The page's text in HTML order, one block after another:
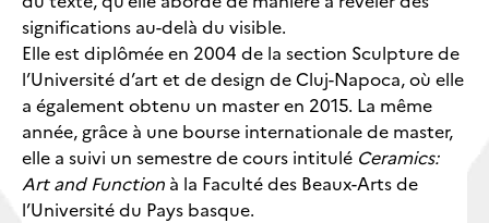
significations au-delà du visible.
Elle est diplômée en 2004 de la section Sculpture de
l’Université d’art et de design de Cluj-Napoca, où elle
a également obtenu un master en 2015. La même
année, grâce à une bourse internationale de master,
elle a suivi un semestre de cours intitulé Ceramics:
Art and Function à la Faculté des Beaux-Arts de
l’Université du Pays basque.